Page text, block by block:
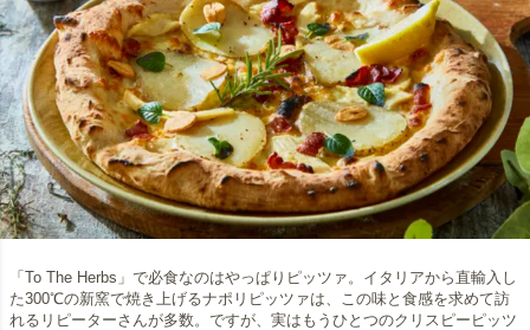
「To The Herbs」で必食なのはやっぱりピッツァ。イタリアから直輸入し
た300℃の新窯で焼き上げるナポリピッツァは、この味と食感を求めて訪
れるリピーターさんが多数。ですが、実はもうひとつのクリスピーピッツ